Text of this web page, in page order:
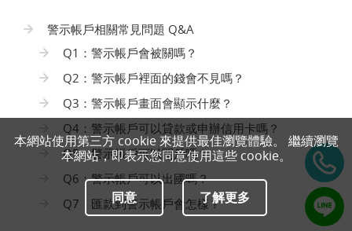
警示帳戶相關常見問題 Q&A
Q1：警示帳戶會被關嗎？
Q2：警示帳戶裡面的錢會不見嗎？
Q3：警示帳戶畫面會顯示什麼？
Q4：警示帳戶可以貸款或申辦信用卡嗎？
Q5：警示帳戶可以開戶嗎？
Q6：警示帳戶可以出國嗎？
Q7：匯款到警示帳戶會怎樣？
本網站使用第三方 cookie 來提供最佳瀏覽體驗。 繼續瀏覽
本網站，即表示您同意使用這些 cookie。
同意 了解更多